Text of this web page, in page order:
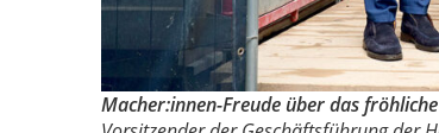
Macher:innen-Freude über das